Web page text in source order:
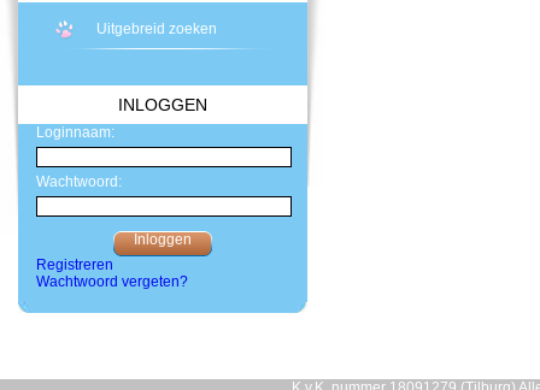
Uitgebreid zoeken
INLOGGEN
Loginnaam:
Wachtwoord:
Registreren
Wachtwoord vergeten?